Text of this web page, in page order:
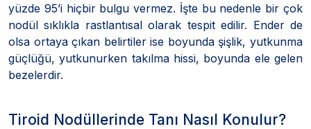
yüzde 95’i hiçbir bulgu vermez. İşte bu nedenle bir çok
nodül sıklıkla rastlantısal olarak tespit edilir. Ender de
olsa ortaya çıkan belirtiler ise boyunda şişlik, yutkunma
güçlüğü, yutkunurken takılma hissi, boyunda ele gelen
bezelerdir.
Tiroid Nodüllerinde Tanı Nasıl Konulur?